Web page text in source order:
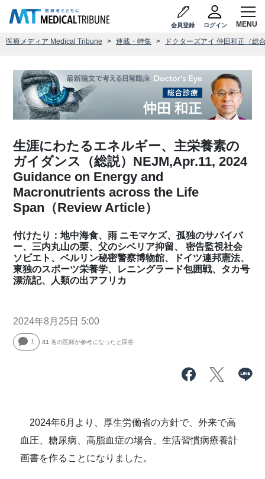
会員登録 ログイン
医療メディア Medical Tribune 連載・特集 ドクターズアイ 仲田和正（総
生涯にわたるエネルギー、主栄養素の
ガイダンス（総説）NEJM,Apr.11, 2024
Guidance on Energy and
Macronutrients across the Life
Span（Review Article）
付けたり：地中海食、雨 ニモマケズ、孤独のサバイバ
ー、三内丸山の栗、父のシベリア抑留、 密告監視社会
ソビエト、ベルリン秘密警察博物館、ドイツ連邦憲法、
東独のスポーツ栄養学、レニングラード包囲戦、タカ号
漂流記、人類の出アフリカ
2024年8月25日 5:00
1 41 名の医師が参考になったと回答
2024年6月より、厚生労働省の方針で、外来で高
血圧、糖尿病、高脂血症の場合、生活習慣病療養計
画書を作ることになりました。